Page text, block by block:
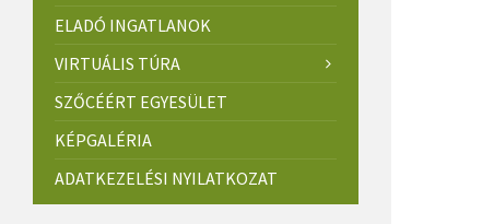
ELADÓ INGATLANOK
VIRTUÁLIS TÚRA
SZŐCÉÉRT EGYESÜLET
KÉPGALÉRIA
ADATKEZELÉSI NYILATKOZAT